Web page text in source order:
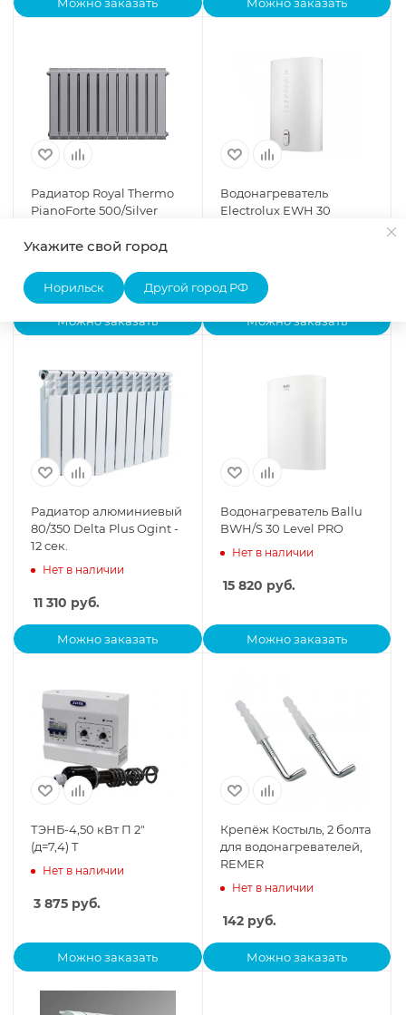
Радиатор Royal Thermo
PianoForte 500/Silver
Нет в наличии
1 485руб.
Можно заказать
Водонагреватель
Electrolux EWH 30
18 060 руб.
Можно заказать
Радиатор алюминиевый
80/350 Delta Plus Ogint -
12 сек.
Нет в наличии
11 310 руб.
Можно заказать
Водонагреватель Ballu
BWH/S 30 Level PRO
Нет в наличии
15 820 руб.
Можно заказать
ТЭНБ-4,50 кВт П 2"
(д=7,4) Т
Нет в наличии
3 875 руб.
Можно заказать
Крепёж Костыль, 2 болта
для водонагревателей,
REMER
Нет в наличии
142руб.
Можно заказать
Укажите свой город
Норильск Другой город РФ